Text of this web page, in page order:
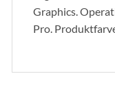
Graphics.
Pro.